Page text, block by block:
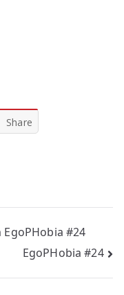
Share
#24
EgoPHobia #24